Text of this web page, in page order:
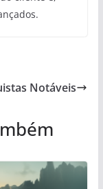
Notáveis